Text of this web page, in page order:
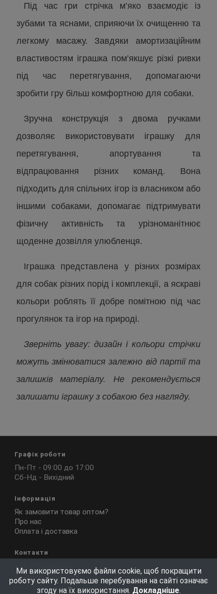
Під час гри стрічка м’яко взаємодіє із
зубами та яснами, сприяючи їх очищенню та
легкому масажу. Завдяки амортизаційним
властивостям іграшка пом’якшує різкі ривки
під час перетягування, допомагаючи
зробити гру більш комфортною для собаки.
Зручна конструкція з двома ручками
дозволяє використовувати іграшку для
перетягування, апортування та
відпрацювання різних команд. Вона
підходить для спільних ігор із власником або
іншими собаками, допомагає підтримувати
фізичну активність та урізноманітнює
щоденне дозвілля улюбленця.
Іграшка представлена у різних розмірах
для собак різних порід і комплекції, а яскраві
кольори роблять її добре помітною під час
прогулянок та ігор на природі.
Зверніть увагу: дизайн і кольори стрічки
можуть змінюватися залежно від партії та
залишків матеріалу. Не рекомендується
залишати іграшку з собакою без нагляду.
Графік роботи
Пн-Пт - 09:00 до 17:00
Сб-Нд - Вихідний
Інформація
Як замовити товар оптом?
Про нас
Оплата і доставка
Контакти
+380950468561
info@barksi.com.ua
Ми використовуємо файли cookie, щоб покращити
роботу сайту. Подальше перебування на сайті означає
згоду на їх використання. Докладніше.